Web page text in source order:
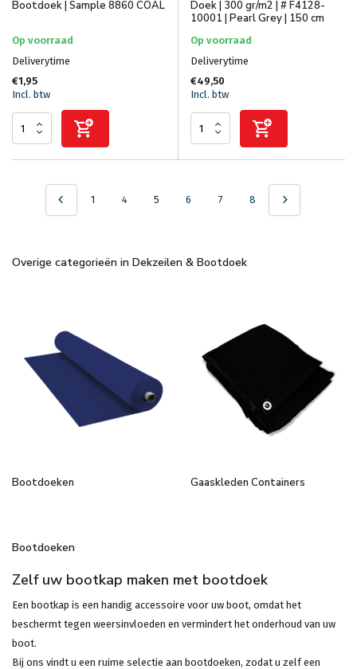
Bootdoek | Sample 8860 COAL
Op voorraad
Deliverytime
€1,95
Incl. btw
Doek | 300 gr/m2 | # F4128-
10001 | Pearl Grey | 150 cm
Op voorraad
Deliverytime
€49,50
Incl. btw
1 4 5 6 7 8
Overige categorieën in Dekzeilen & Bootdoek
Bootdoeken Gaaskleden Containers
Bootdoeken
Zelf uw bootkap maken met bootdoek
Een bootkap is een handig accessoire voor uw boot, omdat het
beschermt tegen weersinvloeden en vermindert het onderhoud van uw
boot.
Bij ons vindt u een ruime selectie aan bootdoeken, zodat u zelf een